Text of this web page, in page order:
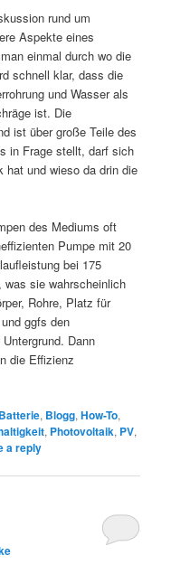
rund um
Aspekte eines
einmal durch wo die
schnell klar, dass die
und Wasser als
ist. Die
ist über große Teile des
in Frage stellt, darf sich
hat und wieso da drin die
des Mediums oft
Pumpe mit 20
bei 175
was sie wahrscheinlich
Rohre, Platz für
ggfs den
Dann
die Effizienz
Batterie, Blogg,How-To,
, Photovoltaik, PV,
a reply